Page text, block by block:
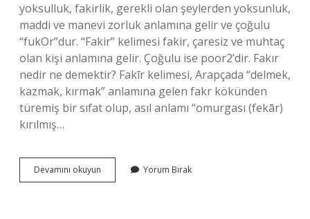
yoksulluk, fakirlik, gerekli olan şeylerden yoksunluk,
maddi ve manevi zorluk anlamına gelir ve çoğulu
“fukOr”dur. “Fakir” kelimesi fakir, çaresiz ve muhtaç
olan kişi anlamına gelir. Çoğulu ise poor2’dir. Fakır
nedir ne demektir? Fakīr kelimesi, Arapçada “delmek,
kazmak, kırmak” anlamına gelen fakr kökünden
türemiş bir sıfat olup, asıl anlamı “omurgası (fekār)
kırılmış…
Devamını okuyun
Tasavvuf
Yorum Bırak